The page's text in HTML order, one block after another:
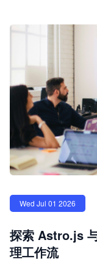
Wed Jul 01 2026
探索 Astro.js
理工作流